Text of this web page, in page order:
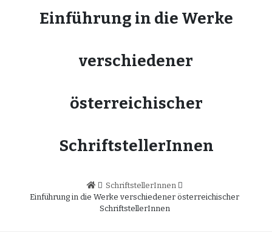
Einführung in die Werke
verschiedener
österreichischer
SchriftstellerInnen
SchriftstellerInnen
Einführung in die Werke verschiedener österreichischer
SchriftstellerInnen